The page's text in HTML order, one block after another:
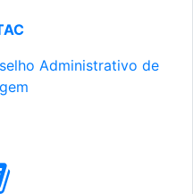
Administrativo de